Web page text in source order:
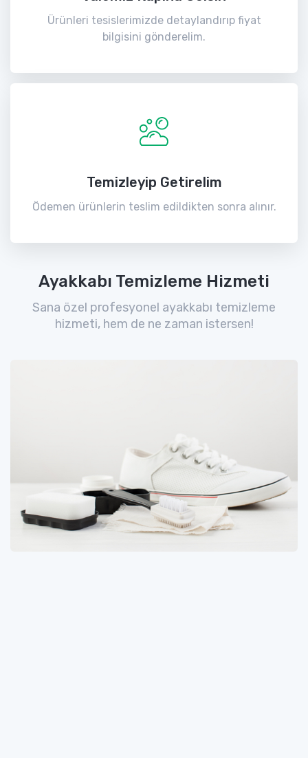
Ürünleri tesislerimizde detaylandırıp fiyat
bilgisini gönderelim.
Temizleyip Getirelim
Ödemen ürünlerin teslim edildikten sonra alınır.
Ayakkabı Temizleme Hizmeti
Sana özel profesyonel ayakkabı temizleme
hizmeti, hem de ne zaman istersen!